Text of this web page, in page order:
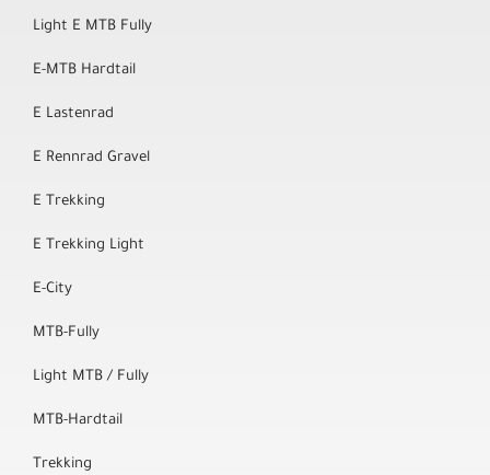
Light E MTB Fully
E-MTB Hardtail
E Lastenrad
E Rennrad Gravel
E Trekking
E Trekking Light
E-City
MTB-Fully
Light MTB / Fully
MTB-Hardtail
Trekking